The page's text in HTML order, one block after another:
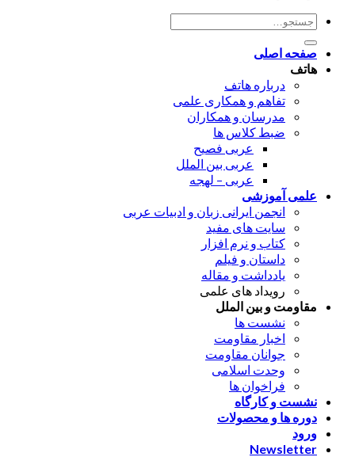
جستجو
برای:
صفحه اصلی
هاتف
درباره هاتف
تفاهم و همکاری علمی
مدرسان و همکاران
ضبط کلاس ها
عربی فصیح
عربی بین الملل
عربی – لهجه
علمی آموزشی
انجمن ایرانی زبان و ادبیات عربی
سایت های مفید
کتاب و نرم افزار
داستان و فیلم
یادداشت و مقاله
رویداد های علمی
مقاومت و بین الملل
نشست ها
اخبار مقاومت
جوانان مقاومت
وحدت اسلامی
فراخوان ها
نشست و کارگاه
دوره ها و محصولات
ورود
Newsletter